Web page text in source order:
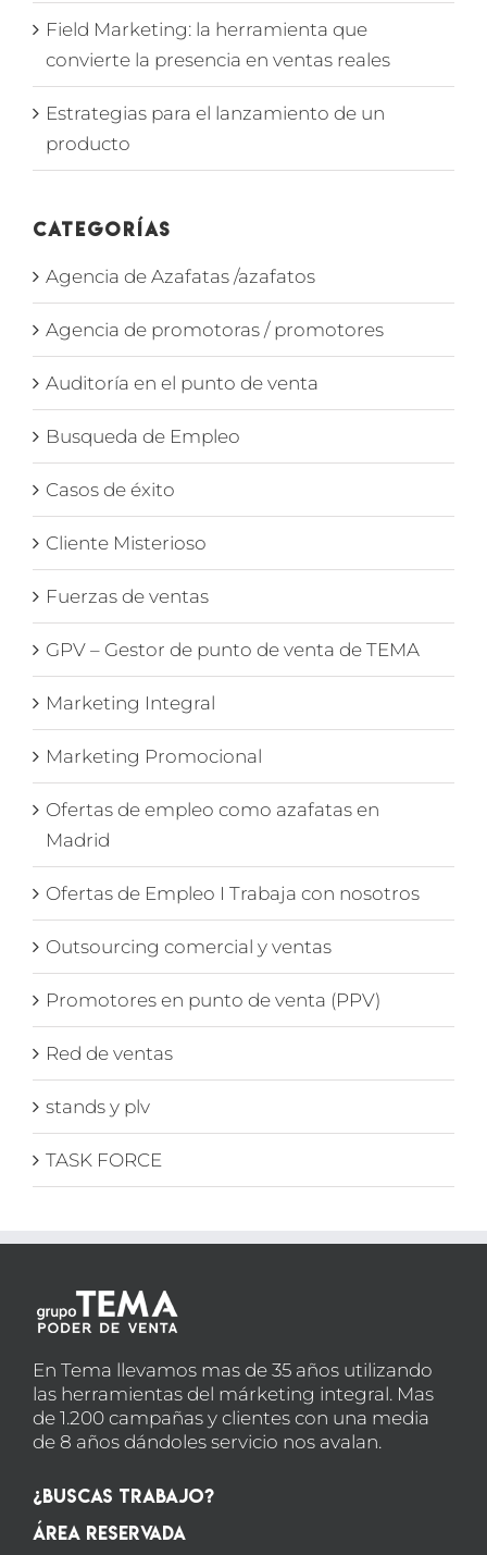
Field Marketing: la herramienta que
convierte la presencia en ventas reales
Estrategias para el lanzamiento de un
producto
Categorías
Agencia de Azafatas /azafatos
Agencia de promotoras / promotores
Auditoría en el punto de venta
Busqueda de Empleo
Casos de éxito
Cliente Misterioso
Fuerzas de ventas
GPV – Gestor de punto de venta de TEMA
Marketing Integral
Marketing Promocional
Ofertas de empleo como azafatas en
Madrid
Ofertas de Empleo I Trabaja con nosotros
Outsourcing comercial y ventas
Promotores en punto de venta (PPV)
Red de ventas
stands y plv
TASK FORCE
En Tema llevamos mas de 35 años utilizando
las herramientas del márketing integral. Mas
de 1.200 campañas y clientes con una media
de 8 años dándoles servicio nos avalan.
¿Buscas Trabajo?
Área Reservada